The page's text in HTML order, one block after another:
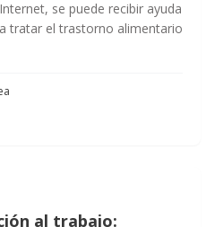
se puede recibir ayuda
tratar el trastorno alimentario
al trabajo: